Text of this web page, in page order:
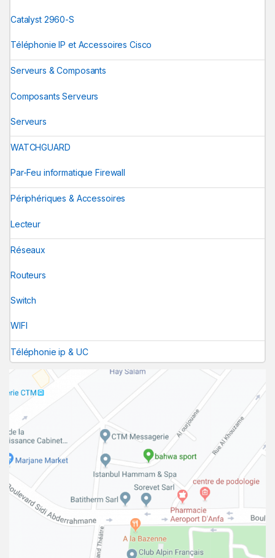
Catalyst 2960-S
Téléphonie IP et Accessoires Cisco
Serveurs & Composants
Composants Serveurs
Serveurs
WATCHGUARD
Par-Feu informatique Firewall
Périphériques & Accessoires
Lecteur
Réseaux
Routeurs
Switch
WIFI
Téléphonie ip & UC